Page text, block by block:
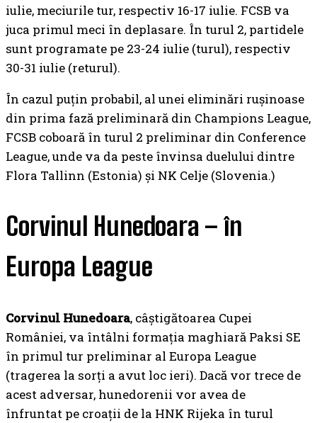
iulie, meciurile tur, respectiv 16-17 iulie. FCSB va
juca primul meci în deplasare. În turul 2, partidele
sunt programate pe 23-24 iulie (turul), respectiv
30-31 iulie (returul).
În cazul puțin probabil, al unei eliminări rușinoase
din prima fază preliminară din Champions League,
FCSB coboară în turul 2 preliminar din Conference
League, unde va da peste învinsa duelului dintre
Flora Tallinn (Estonia) și NK Celje (Slovenia.)
Corvinul Hunedoara – în
Europa League
Corvinul Hunedoara, câștigătoarea Cupei
României, va întâlni formația maghiară Paksi SE
în primul tur preliminar al Europa League
(tragerea la sorți a avut loc ieri). Dacă vor trece de
acest adversar, hunedorenii vor avea de
înfruntat pe croații de la HNK Rijeka în turul